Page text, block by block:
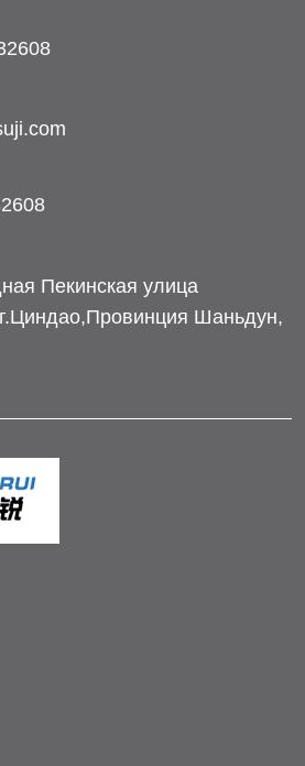
Пекинская улица
Шаньдун,